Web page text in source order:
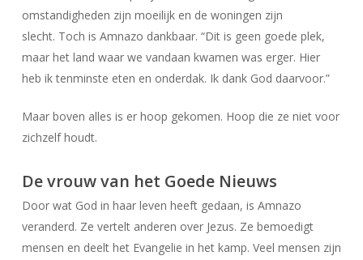
omstandigheden zijn moeilijk en de woningen zijn
slecht. Toch is Amnazo dankbaar. “Dit is geen goede plek,
maar het land waar we vandaan kwamen was erger. Hier
heb ik tenminste eten en onderdak. Ik dank God daarvoor.”
Maar boven alles is er hoop gekomen. Hoop die ze niet voor
zichzelf houdt.
De vrouw van het Goede Nieuws
Door wat God in haar leven heeft gedaan, is Amnazo
veranderd. Ze vertelt anderen over Jezus. Ze bemoedigt
mensen en deelt het Evangelie in het kamp. Veel mensen zijn